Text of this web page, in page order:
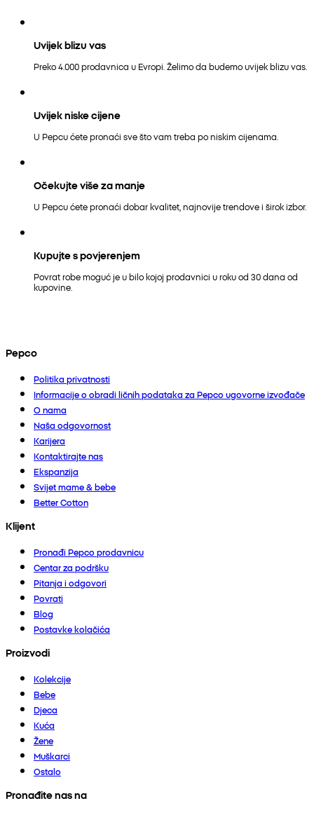
Uvijek blizu vas
Preko 4.000 prodavnica u Evropi. Želimo da budemo uvijek blizu vas.
Uvijek niske cijene
U Pepcu ćete pronaći sve što vam treba po niskim cijenama.
Očekujte više za manje
U Pepcu ćete pronaći dobar kvalitet, najnovije trendove i širok izbor.
Kupujte s povjerenjem
Povrat robe moguć je u bilo kojoj prodavnici u roku od 30 dana od
kupovine.
Pepco
Politika privatnosti
Informacije o obradi ličnih podataka za Pepco ugovorne izvođače
O nama
Naša odgovornost
Karijera
Kontaktirajte nas
Ekspanzija
Svijet mame & bebe
Better Cotton
Klijent
Pronađi Pepco prodavnicu
Centar za podršku
Pitanja i odgovori
Povrati
Blog
Postavke kolačića
Proizvodi
Kolekcije
Bebe
Djeca
Kuća
Žene
Muškarci
Ostalo
Pronađite nas na